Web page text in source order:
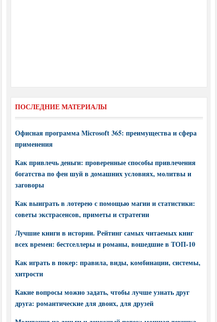
ПОСЛЕДНИЕ МАТЕРИАЛЫ
Офисная программа Microsoft 365: преимущества и сфера
применения
Как привлечь деньги: проверенные способы привлечения
богатства по фен шуй в домашних условиях, молитвы и
заговоры
Как выиграть в лотерею с помощью магии и статистики:
советы экстрасенсов, приметы и стратегии
Лучшие книги в истории. Рейтинг самых читаемых книг
всех времен: бестселлеры и романы, вошедшие в ТОП-10
Как играть в покер: правила, виды, комбинации, системы,
хитрости
Какие вопросы можно задать, чтобы лучше узнать друг
друга: романтические для двоих, для друзей